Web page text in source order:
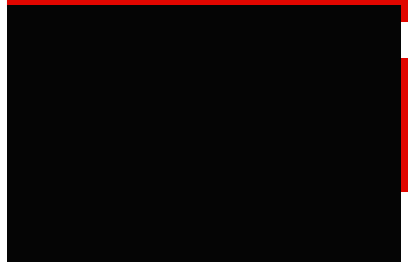
Buscar